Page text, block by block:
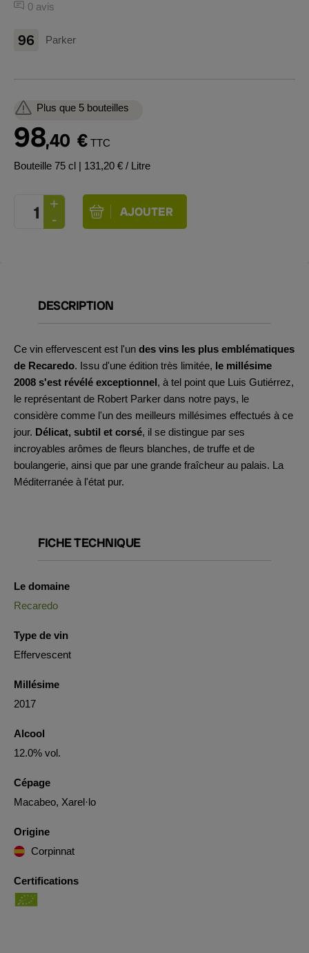
0 avis
96 Parker
Plus que 5 bouteilles
98,40 € TTC
Bouteille 75 cl | 131,20 € / Litre
DESCRIPTION
Ce vin effervescent est l'un des vins les plus emblématiques
de Recaredo. Issu d'une édition très limitée, le millésime
2008 s'est révélé exceptionnel, à tel point que Luis Gutiérrez,
le représentant de Robert Parker dans notre pays, le
considère comme l'un des meilleurs millésimes effectués à ce
jour. Délicat, subtil et corsé, il se distingue par ses
incroyables arômes de fleurs blanches, de truffe et de
boulangerie, ainsi que par une grande fraîcheur au palais. La
Méditerranée à l'état pur.
FICHE TECHNIQUE
Le domaine
Recaredo
Type de vin
Effervescent
Millésime
2017
Alcool
12.0% vol.
Cépage
Macabeo, Xarel·lo
Origine
Corpinnat
Certifications